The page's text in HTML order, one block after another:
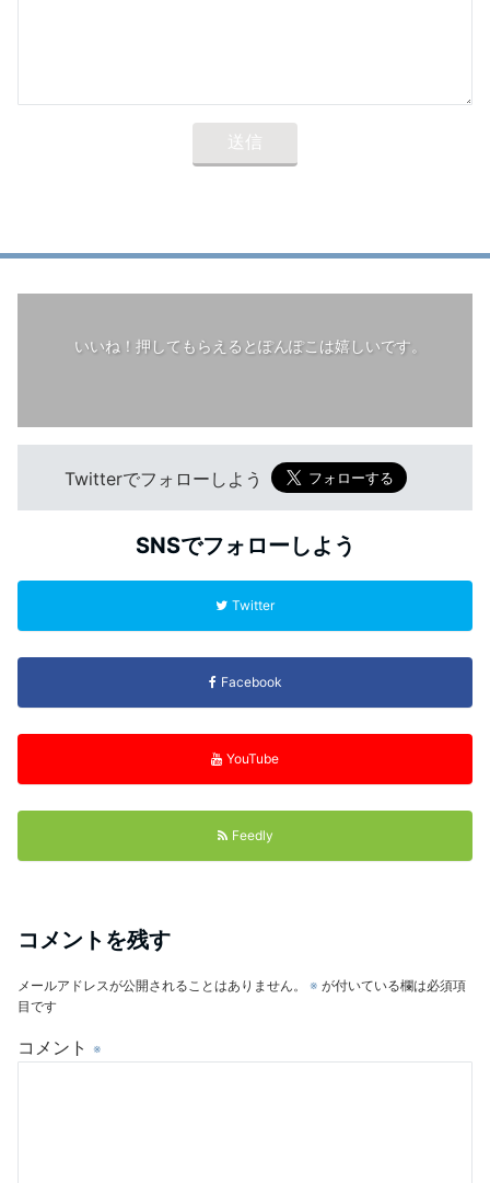
いいね！押してもらえるとぽんぽこは嬉しいです。
Twitterでフォローしよう
SNSでフォローしよう
Twitter
Facebook
YouTube
Feedly
コメントを残す
メールアドレスが公開されることはありません。 ※ が付いている欄は必須項
目です
コメント ※